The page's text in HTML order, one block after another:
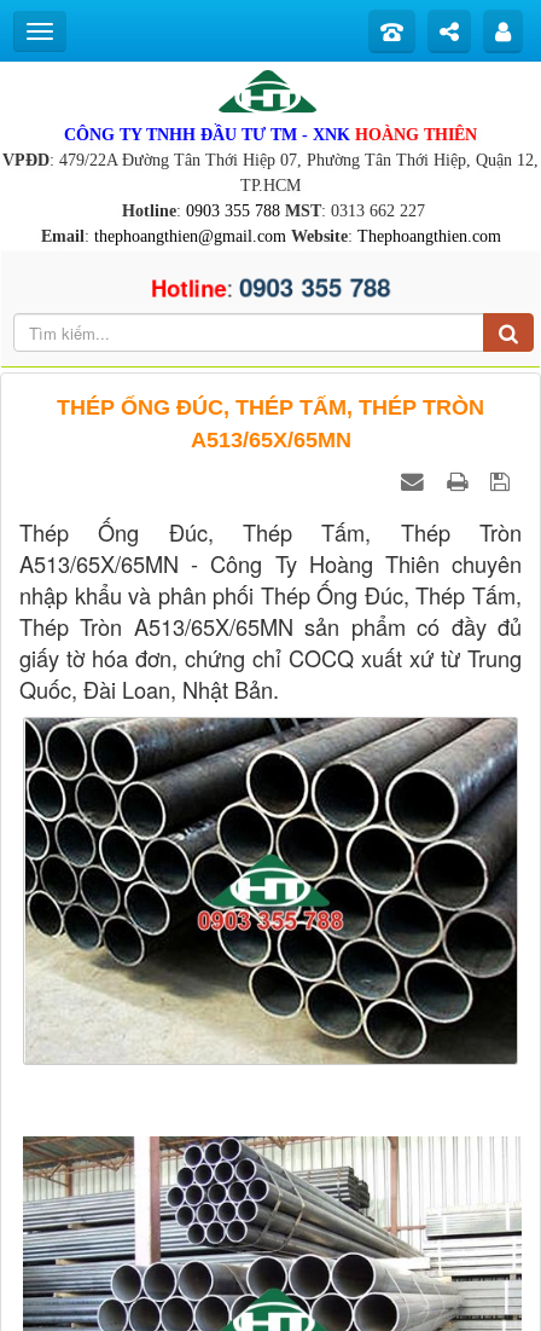
CÔNG TY TNHH ĐẦU TƯ TM - XNK HOÀNG THIÊN
VPĐD: 479/22A Đường Tân Thới Hiệp 07, Phường Tân Thới Hiệp, Quận 12,
TP.HCM
Hotline: 0903 355 788 MST: 0313 662 227
Email: thephoangthien@gmail.com Website: Thephoangthien.com
Hotline: 0903 355 788
THÉP ỐNG ĐÚC, THÉP TẤM, THÉP TRÒN
A513/65X/65MN
Thép Ống Đúc, Thép Tấm, Thép Tròn
A513/65X/65MN - Công Ty Hoàng Thiên chuyên
nhập khẩu và phân phối Thép Ống Đúc, Thép Tấm,
Thép Tròn A513/65X/65MN sản phẩm có đầy đủ
giấy tờ hóa đơn, chứng chỉ COCQ xuất xứ từ Trung
Quốc, Đài Loan, Nhật Bản.